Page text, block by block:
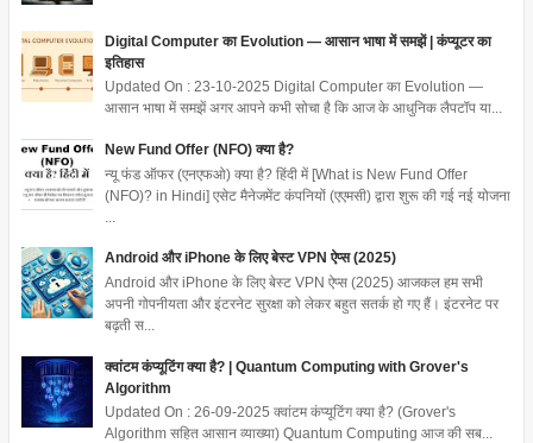
Digital Computer का Evolution — आसान भाषा में समझें | कंप्यूटर का
इतिहास
Updated On : 23-10-2025 Digital Computer का Evolution —
आसान भाषा में समझें अगर आपने कभी सोचा है कि आज के आधुनिक लैपटॉप या...
New Fund Offer (NFO) क्या है?
न्यू फंड ऑफर (एनएफओ) क्या है? हिंदी में [What is New Fund Offer
(NFO)? in Hindi] एसेट मैनेजमेंट कंपनियों (एएमसी) द्वारा शुरू की गई नई योजना
Android और iPhone के लिए बेस्ट VPN ऐप्स (2025)
Android और iPhone के लिए बेस्ट VPN ऐप्स (2025) आजकल हम सभी
अपनी गोपनीयता और इंटरनेट सुरक्षा को लेकर बहुत सतर्क हो गए हैं। इंटरनेट पर
बढ़ती स...
क्वांटम कंप्यूटिंग क्या है? | Quantum Computing with Grover's
Algorithm
Updated On : 26-09-2025 क्वांटम कंप्यूटिंग क्या है? (Grover's
Algorithm सहित आसान व्याख्या) Quantum Computing आज की सब...